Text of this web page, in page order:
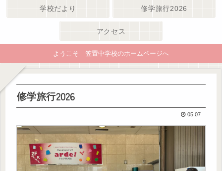
学校だより 修学旅行2026
アクセス
ようこそ 笠置中学校のホームページへ
修学旅行2026
05.07